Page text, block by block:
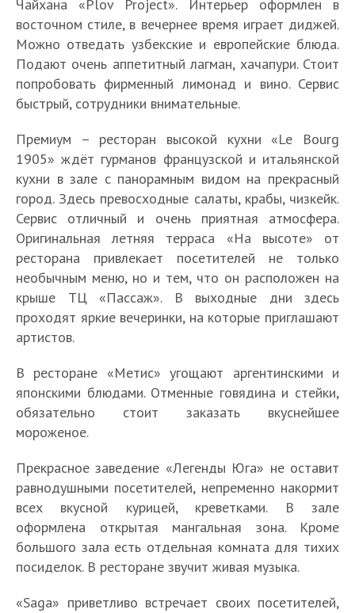
Чайхана «Plov Project». Интерьер оформлен в
восточном стиле, в вечернее время играет диджей.
Можно отведать узбекские и европейские блюда.
Подают очень аппетитный лагман, хачапури. Стоит
попробовать фирменный лимонад и вино. Сервис
быстрый, сотрудники внимательные.
Премиум – ресторан высокой кухни «Le Bourg
1905» ждёт гурманов французской и итальянской
кухни в зале с панорамным видом на прекрасный
город. Здесь превосходные салаты, крабы, чизкейк.
Сервис отличный и очень приятная атмосфера.
Оригинальная летняя терраса «На высоте» от
ресторана привлекает посетителей не только
необычным меню, но и тем, что он расположен на
крыше ТЦ «Пассаж». В выходные дни здесь
проходят яркие вечеринки, на которые приглашают
артистов.
В ресторане «Метис» угощают аргентинскими и
японскими блюдами. Отменные говядина и стейки,
обязательно стоит заказать вкуснейшее
мороженое.
Прекрасное заведение «Легенды Юга» не оставит
равнодушными посетителей, непременно накормит
всех вкусной курицей, креветками. В зале
оформлена открытая мангальная зона. Кроме
большого зала есть отдельная комната для тихих
посиделок. В ресторане звучит живая музыка.
«Saga» приветливо встречает своих посетителей,